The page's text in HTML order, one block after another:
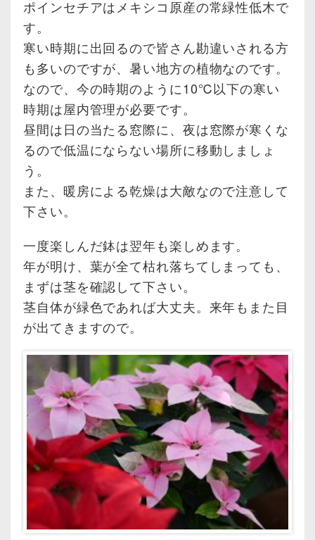
ポインセチアはメキシコ原産の常緑性低木で
す。
寒い時期に出回るので皆さん勘違いされる方
も多いのですが、暑い地方の植物なのです。
なので、今の時期のように10℃以下の寒い
時期は屋内管理が必要です。
昼間は日の当たる窓際に、夜は窓際が寒くな
るので低温にならない場所に移動しましょ
う。
また、暖房による乾燥は大敵なので注意して
下さい。
一度楽しんだ鉢は翌年も楽しめます。
年が明け、葉が全て枯れ落ちてしまっても、
まずは茎を確認して下さい。
茎自体が緑色であれば大丈夫。来年もまた目
が出てきますので。